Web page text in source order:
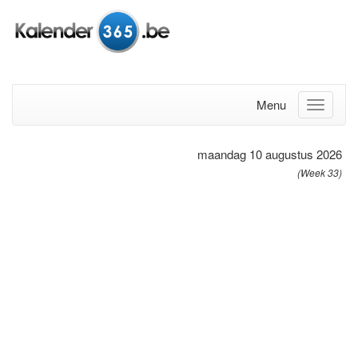
Menu
maandag 10 augustus 2026
(Week 33)